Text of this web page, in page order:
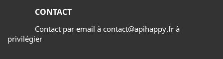
CONTACT
Contact par email à contact@apihappy.fr à
privilégier